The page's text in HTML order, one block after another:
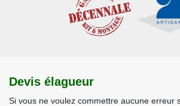
Devis élagueur
Si vous ne voulez commettre aucune erreur